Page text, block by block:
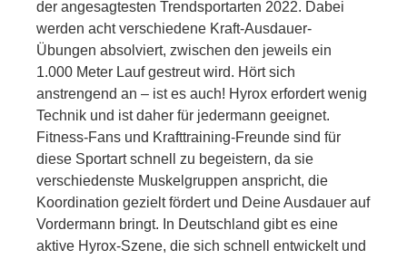
der angesagtesten Trendsportarten 2022. Dabei
werden acht verschiedene Kraft-Ausdauer-
Übungen absolviert, zwischen den jeweils ein
1.000 Meter Lauf gestreut wird. Hört sich
anstrengend an – ist es auch! Hyrox erfordert wenig
Technik und ist daher für jedermann geeignet.
Fitness-Fans und Krafttraining-Freunde sind für
diese Sportart schnell zu begeistern, da sie
verschiedenste Muskelgruppen anspricht, die
Koordination gezielt fördert und Deine Ausdauer auf
Vordermann bringt. In Deutschland gibt es eine
aktive Hyrox-Szene, die sich schnell entwickelt und